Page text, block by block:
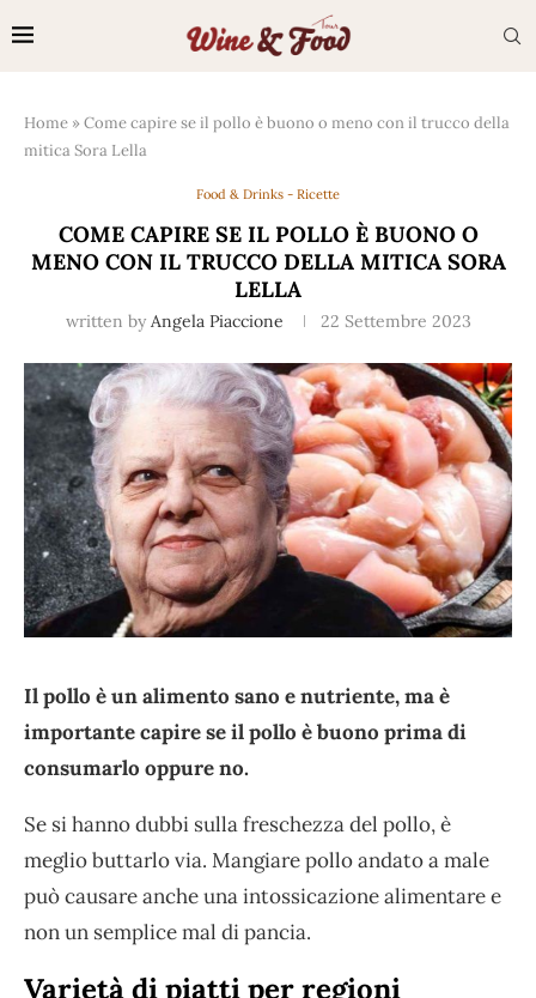
Home »Come capire se il pollo è buono o meno con il trucco della
mitica Sora Lella
Food & Drinks - Ricette
COME CAPIRE SE IL POLLO È BUONO O
MENO CON IL TRUCCO DELLA MITICA SORA
LELLA
written by Angela Piaccione 22 Settembre 2023
Il pollo è un alimento sano e nutriente, ma è
importante capire se il pollo è buono prima di
consumarlo oppure no.
Se si hanno dubbi sulla freschezza del pollo, è
meglio buttarlo via. Mangiare pollo andato a male
può causare anche una intossicazione alimentare e
non un semplice mal di pancia.
Varietà di piatti per regioni